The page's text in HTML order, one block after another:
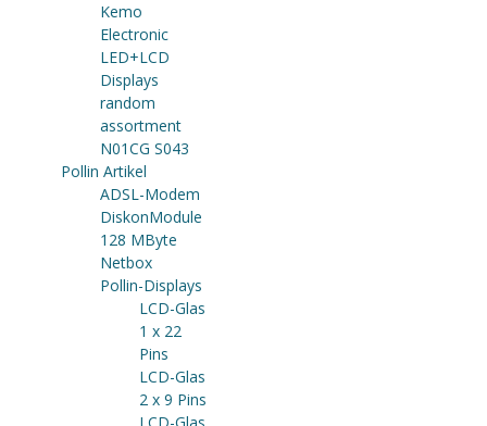
Kemo
Electronic
LED+LCD
Displays
random
assortment
N01CG S043
Pollin Artikel
ADSL-Modem
DiskonModule
128 MByte
Netbox
Pollin-Displays
LCD-Glas
1 x 22
Pins
LCD-Glas
2 x 9 Pins